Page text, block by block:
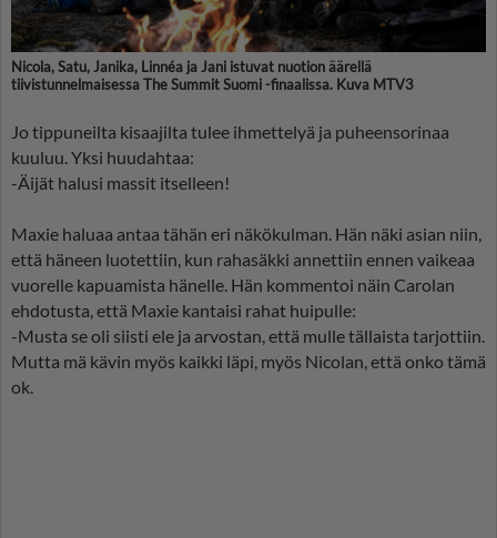
Nicola, Satu, Janika, Linnéa ja Jani istuvat nuotion äärellä
tiivistunnelmaisessa The Summit Suomi -finaalissa. Kuva MTV3
Jo tippuneilta kisaajilta tulee ihmettelyä ja puheensorinaa
kuuluu. Yksi huudahtaa:
-Äijät halusi massit itselleen!
Maxie haluaa antaa tähän eri näkökulman. Hän näki asian niin,
että häneen luotettiin, kun rahasäkki annettiin ennen vaikeaa
vuorelle kapuamista hänelle. Hän kommentoi näin Carolan
ehdotusta, että Maxie kantaisi rahat huipulle:
-Musta se oli siisti ele ja arvostan, että mulle tällaista tarjottiin.
Mutta mä kävin myös kaikki läpi, myös Nicolan, että onko tämä
ok.